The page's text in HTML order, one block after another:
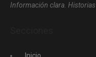
Información clara. Historias